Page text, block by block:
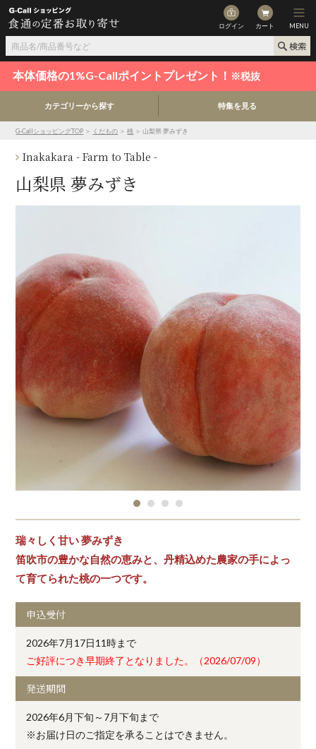
ログイン カート MENU
本体価格の1%G-Callポイントプレゼント！ ※税抜
カテゴリーから探す 特集を見る
G-CallショッピングTOP ＞ くだもの ＞桃 ＞ 山梨県 夢みずき
Inakakara - Farm to Table -
山梨県 夢みずき
瑞々しく甘い 夢みずき
笛吹市の豊かな自然の恵みと、丹精込めた農家の手によっ
て育てられた桃の一つです。
申込受付
2026年7月17日11時まで
ご好評につき早期終了となりました。（2026/07/09）
発送期間
2026年6月下旬～7月下旬まで
※お届け日のご指定を承ることはできません。